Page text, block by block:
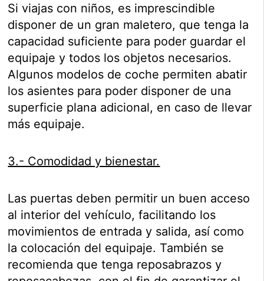
Si viajas con niños, es imprescindible
disponer de un gran maletero, que tenga la
capacidad suficiente para poder guardar el
equipaje y todos los objetos necesarios.
Algunos modelos de coche permiten abatir
los asientes para poder disponer de una
superficie plana adicional, en caso de llevar
más equipaje.
3.- Comodidad y bienestar.
Las puertas deben permitir un buen acceso
al interior del vehículo, facilitando los
movimientos de entrada y salida, así como
la colocación del equipaje. También se
recomienda que tenga reposabrazos y